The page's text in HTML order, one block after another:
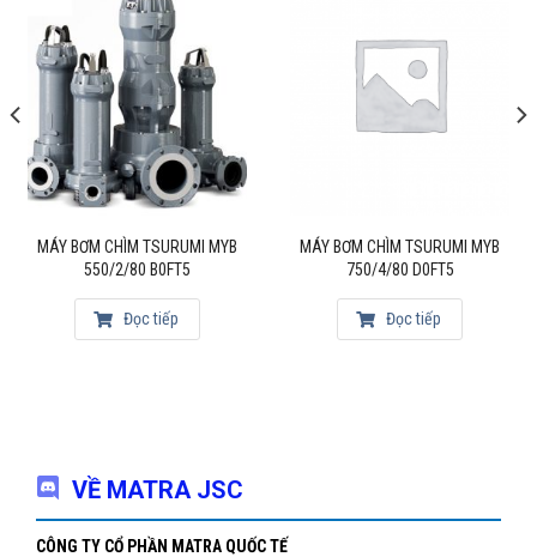
MÁY BƠM CHÌM TSURUMI MYB
550/2/80 B0FT5
Đọc tiếp
MÁY BƠM CHÌM TSURUMI MYB
750/4/80 D0FT5
Đọc tiếp
VỀ MATRA JSC
CÔNG TY CỔ PHẦN MATRA QUỐC TẾ